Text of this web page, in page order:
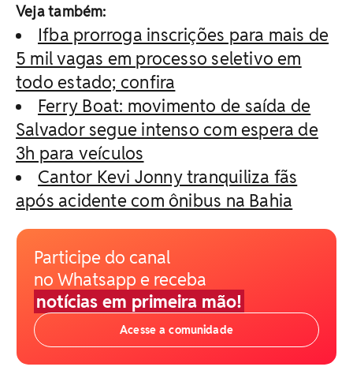
Veja também:
Ifba prorroga inscrições para mais de
5 mil vagas em processo seletivo em
todo estado; confira
Ferry Boat: movimento de saída de
Salvador segue intenso com espera de
3h para veículos
Cantor Kevi Jonny tranquiliza fãs
após acidente com ônibus na Bahia
Participe do canal
no Whatsapp e receba
notícias em primeira mão!
Acesse a comunidade